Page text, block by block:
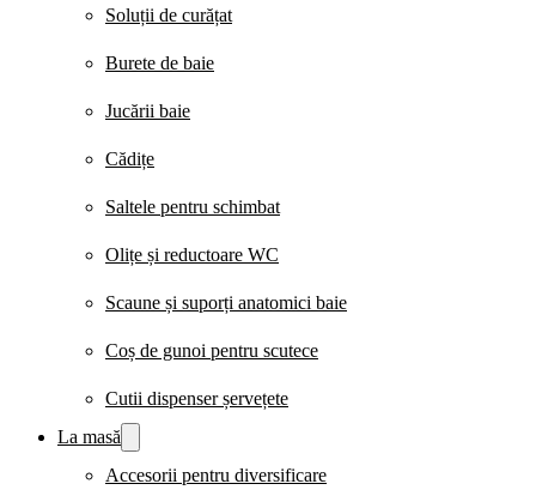
Soluții de curățat
Burete de baie
Jucării baie
Cădițe
Saltele pentru schimbat
Olițe și reductoare WC
Scaune și suporți anatomici baie
Coș de gunoi pentru scutece
Cutii dispenser șervețete
La masă
Accesorii pentru diversificare